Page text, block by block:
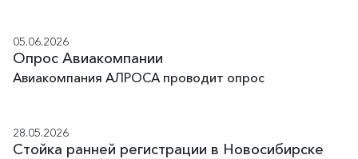
05.06.2026
Опрос Авиакомпании
Авиакомпания АЛРОСА проводит опрос
28.05.2026
Стойка ранней регистрации в Новосибирске